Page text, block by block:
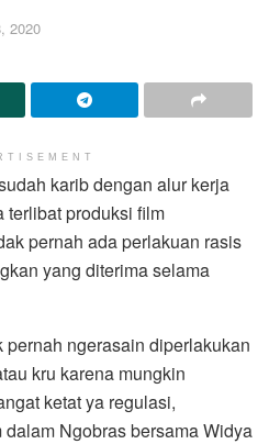
2020
karib dengan alur kerja
terlibat produksi film
pernah ada perlakuan rasis
yang diterima selama
pernah ngerasain diperlakukan
kru karena mungkin
ketat ya regulasi,
dalam Ngobras bersama Widya